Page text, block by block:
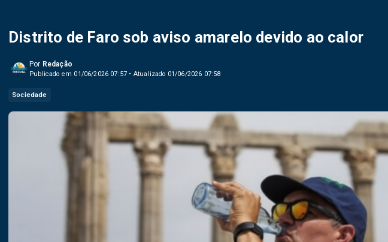
Distrito de Faro sob aviso amarelo devido ao calor
Por Redação
Publicado em 01/06/2026 07:57 • Atualizado 01/06/2026 07:58
Sociedade